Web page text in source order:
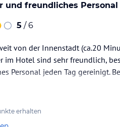
und freundliches Personal
5 / 6
von der Innenstadt (ca.20
im Hotel sind sehr freundlich,
Personal jeden Tag gereinigt.
erhalten